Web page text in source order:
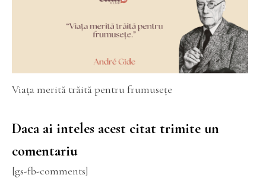
Viața merită trăită pentru frumusețe
Daca ai inteles acest citat trimite un
comentariu
[gs-fb-comments]